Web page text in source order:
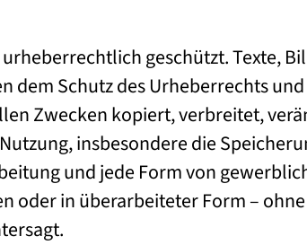
geschützt. Texte,
dem Schutz des Urheberrechts
Zwecken kopiert, verbreitet,
insbesondere die
und jede Form von
oder in überarbeiteter Form –